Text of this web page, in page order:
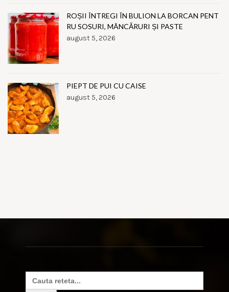
ROȘII ÎNTREGI ÎN BULION LA BORCAN PENT
RU SOSURI, MÂNCĂRURI ȘI PASTE
august 5, 2026
PIEPT DE PUI CU CAISE
august 5, 2026
Search
for: